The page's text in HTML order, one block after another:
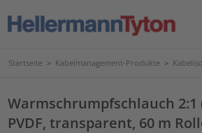
Startseite > Kabelmanagement-Produkte >
Warmschrumpfschlauch 2:1
PVDF, transparent, 60 m